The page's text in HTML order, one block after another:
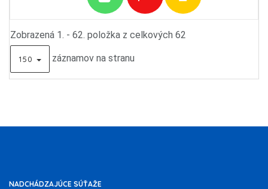
Zobrazená 1. - 62. položka z celkových 62
150 záznamov na stranu
NADCHÁDZAJÚCE SÚŤAŽE